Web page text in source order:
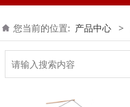
您当前的位置: 产品中心 >